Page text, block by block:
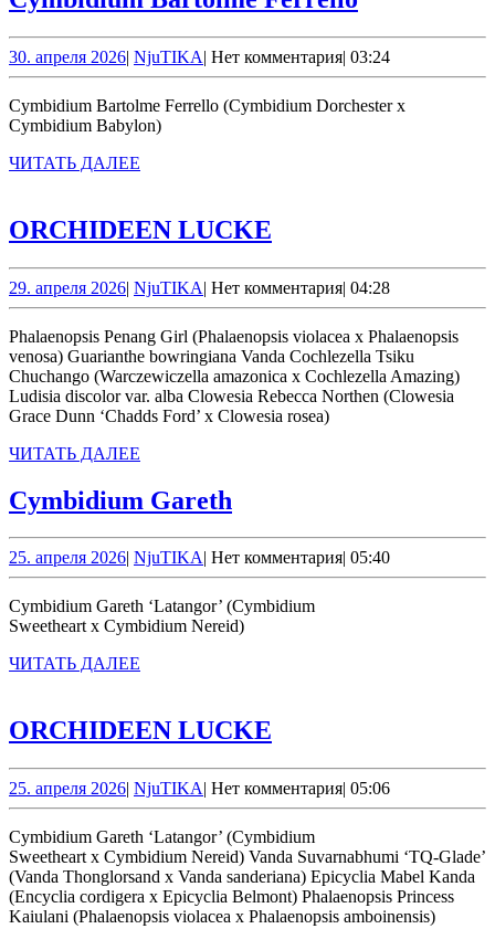
Ferrello
30. апреля 202630.
апреля
2026
| NjuTIKANjuTIKA
| Нет комментария| 03:24
Cymbidium Bartolme Ferrello (Cymbidium Dorchester x
Cymbidium Babylon)
ЧИТАТЬ ДАЛЕЕ
ORCHIDEEN LUCKE
29. апреля 202629.
апреля
| NjuTIKANjuTIKA
| Нет комментария| 04:28
Phalaenopsis Penang Girl (Phalaenopsis violacea x Phalaenopsis
venosa) Guarianthe bowringiana Vanda Cochlezella Tsiku
Chuchango (Warczewiczella amazonica x Cochlezella Amazing)
Ludisia discolor var. alba Clowesia Rebecca Northen (Clowesia
Grace Dunn ‘Chadds Ford’ x Clowesia rosea)
ЧИТАТЬ ДАЛЕЕ
Cymbidium Gareth
25. апреля 202625.
апреля
2026
NjuTIKANjuTIKA
Нет комментария 05:40
Cymbidium Gareth ‘Latangor’ (Cymbidium
Sweetheart x Cymbidium Nereid)
ЧИТАТЬ ДАЛЕЕ
ORCHIDEEN LUCKE
25. апреля 202625.
апреля
2026
| NjuTIKANjuTIKA
| Нет комментария| 05:06
Cymbidium Gareth ‘Latangor’ (Cymbidium
Sweetheart x Cymbidium Nereid) Vanda Suvarnabhumi ‘TQ-Glade’
(Vanda Thonglorsand x Vanda sanderiana) Epicyclia Mabel Kanda
(Encyclia cordigera x Epicyclia Belmont) Phalaenopsis Princess
Kaiulani (Phalaenopsis violacea х Phalaenopsis amboinensis)